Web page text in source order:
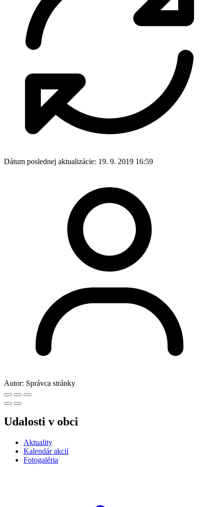
Dátum poslednej aktualizácie: 19. 9. 2019 16:59
Autor: Správca stránky
Udalosti v obci
Aktuality
Kalendár akcií
Fotogaléria